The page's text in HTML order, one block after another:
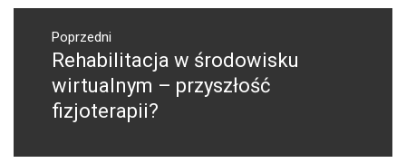
Nawigacja
wpisuPoprzedni
Poprzedni
wpis:
Rehabilitacja w środowisku
wirtualnym – przyszłość
fizjoterapii?